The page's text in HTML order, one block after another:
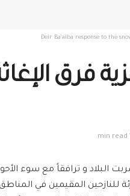
Deir Ba’alba response to the
فرق
البلاد و ترافقاً مع سوء
للنازحين المقيمين في